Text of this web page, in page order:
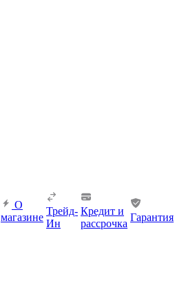
О
магазине
Трейд-
Ин
Кредит и
рассрочка
Гарантия